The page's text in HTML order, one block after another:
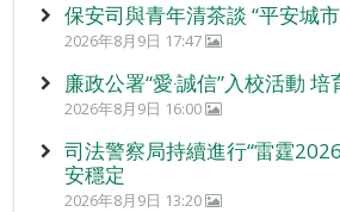
保安司與青年清茶談 “平安城
2026年8月9日 17:47
廉政公署“愛‧誠信”入校活動
2026年8月9日 16:00
司法警察局持續進行“雷霆
安穩定
2026年8月9日 13:20